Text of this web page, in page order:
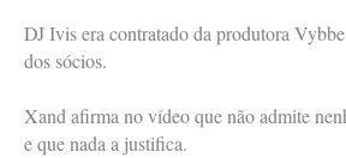
DJ Ivis era contratado da produtora
dos sócios.
Xand afirma no vídeo que não admite
e que nada a justifica.